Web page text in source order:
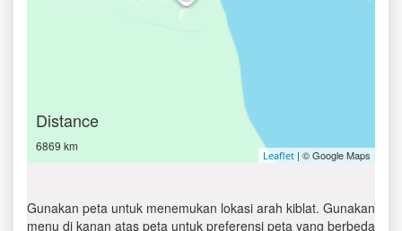
Distance
6869 km
Leaflet | © Google Maps
Gunakan peta untuk menemukan lokasi arah kiblat. Gunakan
menu di kanan atas peta untuk preferensi peta yang berbeda